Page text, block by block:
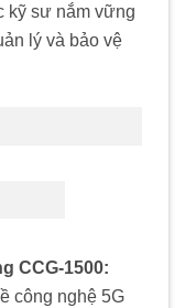
kỹ sư nắm vững
lý và bảo vệ
CCG-1500:
công nghệ 5G.